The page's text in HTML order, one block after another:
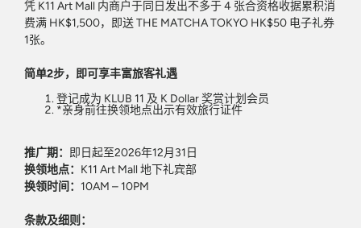
凭 K11 Art Mall 内商户于同日发出不多于 4 张合资格收据累积消
费满 HK$1,500，即送 THE MATCHA TOKYO HK$50 电子礼券
1张。
简单2步，即可享丰富旅客礼遇
登记成为 KLUB 11 及 K Dollar 奖赏计划会员​
*亲身前往换领地点出示有效旅行证件
推广期：
即日起至2026年12月31日
换领地点： K11 Art Mall 地下礼宾部​
换领时间： 10AM – 10PM
条款及细则：